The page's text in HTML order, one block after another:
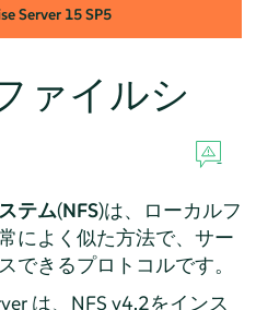
Server 15 SP5
ァイルシ
テム(NFS)は、ローカルフ
によく似た方法で、サー
できるプロトコルです。
は、NFS v4.2をインス